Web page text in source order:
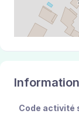
Code activité